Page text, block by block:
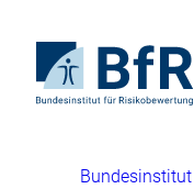
Seiteninhalt
springenStartseite
von